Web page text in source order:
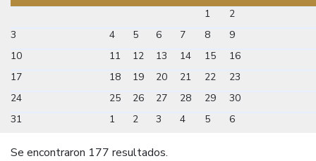
1
2
3
4 5 6 7 8
9
10
11 12 13 14 15
16
17
18 19 20 21 22
23
24
25 26 27 28 29
30
31
1 2 3 4 5 6
Se encontraron 177 resultados.